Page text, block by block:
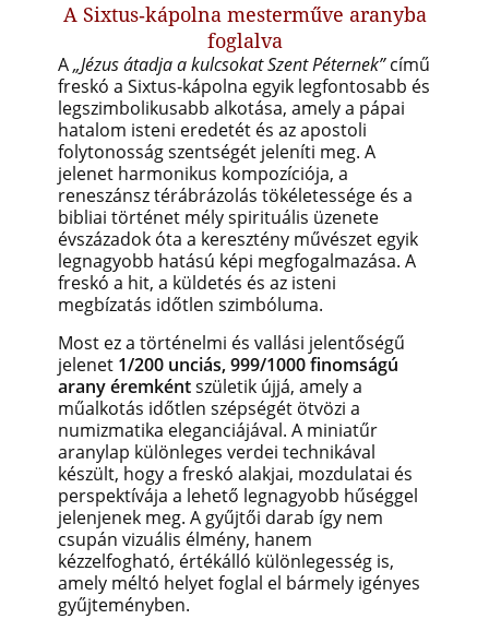
A Sixtus‑kápolna mesterműve aranyba
foglalva
A„Jézus átadja a kulcsokat Szent Péternek”című
freskó a Sixtus‑kápolna egyik legfontosabb és
legszimbolikusabb alkotása, amely a pápai
hatalom isteni eredetét és az apostoli
folytonosság szentségét jeleníti meg. A
jelenet harmonikus kompozíciója, a
reneszánsz térábrázolás tökéletessége és a
bibliai történet mély spirituális üzenete
évszázadok óta a keresztény művészet egyik
legnagyobb hatású képi megfogalmazása. A
freskó a hit, a küldetés és az isteni
megbízatás időtlen szimbóluma.
Most ez a történelmi és vallási jelentőségű
jelenet 1/200 unciás, 999/1000 finomságú
arany éremkéntszületik újjá, amely a
műalkotás időtlen szépségét ötvözi a
numizmatika eleganciájával. A miniatűr
aranylap különleges verdei technikával
készült, hogy a freskó alakjai, mozdulatai és
perspektívája a lehető legnagyobb hűséggel
jelenjenek meg. A gyűjtői darab így nem
csupán vizuális élmény, hanem
kézzelfogható, értékálló különlegesség is,
amely méltó helyet foglal el bármely igényes
gyűjteményben.